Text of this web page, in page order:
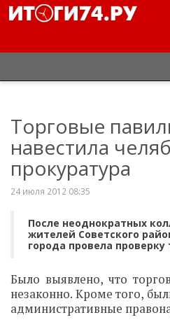
Торговые
навестила
прокуратура
24 июля 2012 08:35
После неоднократных
жителей Советского
города провела
Было выявлено, что
незаконно. Кроме того,
административные